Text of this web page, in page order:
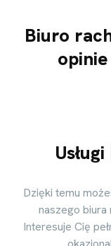
Biuro
Dzięki temu
naszego
Interesuje Cię